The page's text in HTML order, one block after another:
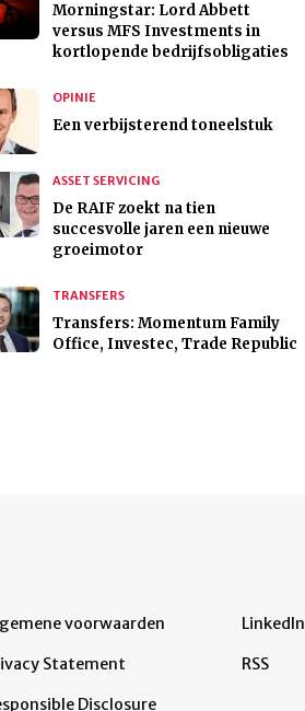
Morningstar: Lord Abbett
versus MFS Investments in
kortlopende bedrijfsobligaties
OPINIE
Een verbijsterend toneelstuk
ASSET SERVICING
De RAIF zoekt na tien
succesvolle jaren een nieuwe
groeimotor
TRANSFERS
Transfers: Momentum Family
Office, Investec, Trade Republic
voorwaarden
Statement
Disclosure
LinkedIn
RSS